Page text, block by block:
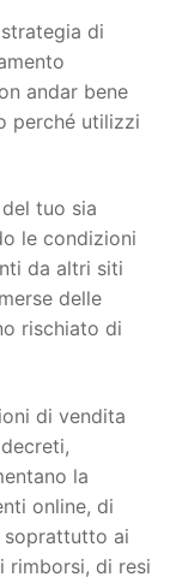
di
andar bene
perché utilizzi
tuo sia
le condizioni
da altri siti
delle
rischiato di
di vendita
la
online, di
ai
rimborsi, di resi